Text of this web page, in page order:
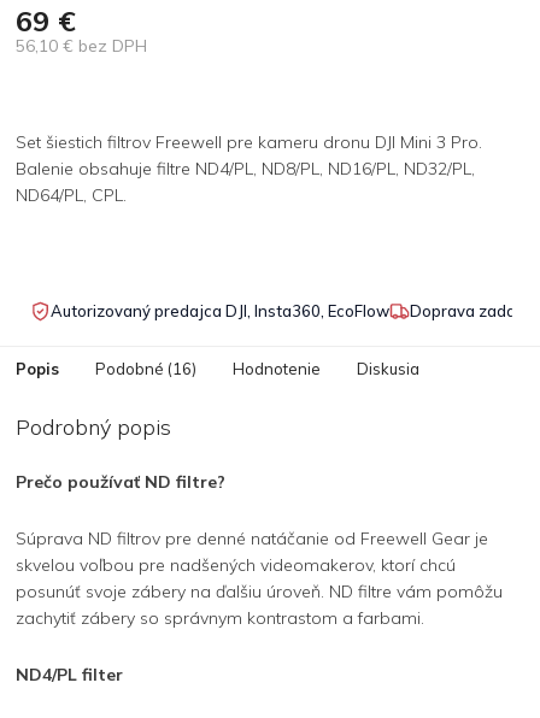
69 €
56,10 € bez DPH
Set šiestich filtrov Freewell pre kameru dronu DJI Mini 3 Pro.
Balenie obsahuje filtre ND4/PL, ND8/PL, ND16/PL, ND32/PL,
ND64/PL, CPL.
Autorizovaný predajca DJI, Insta360, EcoFlow Doprava
Popis Podobné (16) Hodnotenie Diskusia
Podrobný popis
Prečo používať ND filtre?
Súprava ND filtrov pre denné natáčanie od Freewell Gear je
skvelou voľbou pre nadšených videomakerov, ktorí chcú
posunúť svoje zábery na ďalšiu úroveň. ND filtre vám pomôžu
zachytiť zábery so správnym kontrastom a farbami.
ND4/PL filter